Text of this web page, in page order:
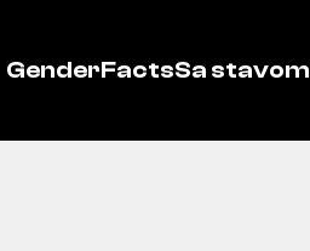
GenderFactsSa stavom